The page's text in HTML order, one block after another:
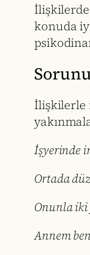
konuda
İlişkilerle
İşyerinde
Ortada
Onunla iki
Annem